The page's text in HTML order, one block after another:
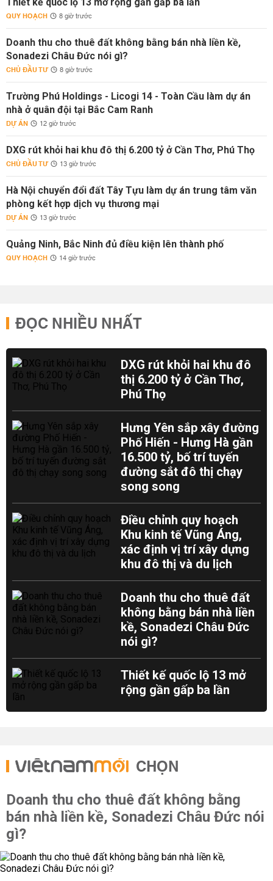
QUY HOẠCH 8 giờ trước
Doanh thu cho thuê đất không bằng bán nhà liền kề,
Sonadezi Châu Đức nói gì?
CHỦ ĐẦU TƯ 8 giờ trước
Trường Phú Holdings - Licogi 14 - Toàn Cầu làm dự án
nhà ở quân đội tại Bắc Cam Ranh
DỰ ÁN 12 giờ trước
DXG rút khỏi hai khu đô thị 6.200 tỷ ở Cần Thơ, Phú Thọ
CHỦ ĐẦU TƯ 13 giờ trước
Hà Nội chuyển đổi đất Tây Tựu làm dự án trung tâm văn
phòng kết hợp dịch vụ thương mại
DỰ ÁN 13 giờ trước
Quảng Ninh, Bắc Ninh đủ điều kiện lên thành phố
QUY HOẠCH 14 giờ trước
ĐỌC NHIỀU NHẤT
DXG rút khỏi hai khu đô
thị 6.200 tỷ ở Cần Thơ,
Phú Thọ
Hưng Yên sắp xây đường
Phố Hiến - Hưng Hà gần
16.500 tỷ, bố trí tuyến
đường sắt đô thị chạy
song song
Điều chỉnh quy hoạch
Khu kinh tế Vũng Áng,
xác định vị trí xây dựng
khu đô thị và du lịch
Doanh thu cho thuê đất
không bằng bán nhà liền
kề, Sonadezi Châu Đức
nói gì?
Thiết kế quốc lộ 13 mở
rộng gần gấp ba lần
CHỌN
Doanh thu cho thuê đất không bằng
bán nhà liền kề, Sonadezi Châu Đức nói
gì?